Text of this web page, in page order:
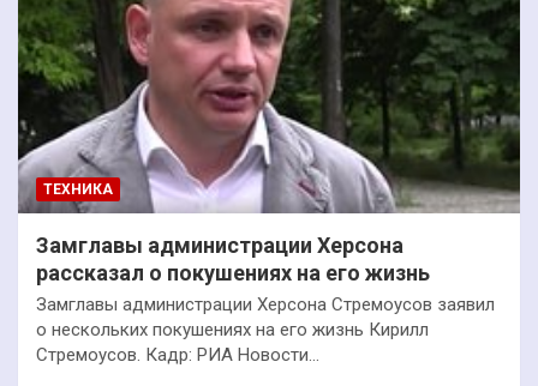
ТЕХНИКА
Замглавы администрации Херсона
рассказал о покушениях на его жизнь
Замглавы администрации Херсона Стремоусов заявил
о нескольких покушениях на его жизнь Кирилл
Стремоусов. Кадр: РИА Новости…